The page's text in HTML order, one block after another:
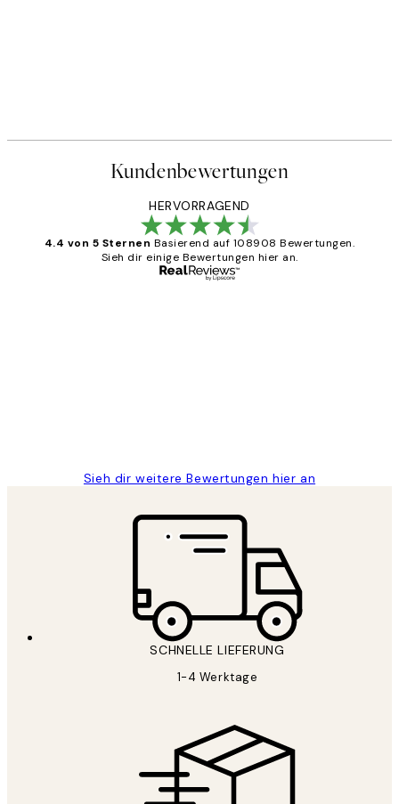
Kundenbewertungen
HERVORRAGEND
4.4 von 5 Sternen Basierend auf 108908 Bewertungen.
Sieh dir einige Bewertungen hier an.
Sieh dir weitere Bewertungen hier an
SCHNELLE LIEFERUNG
1-4 Werktage